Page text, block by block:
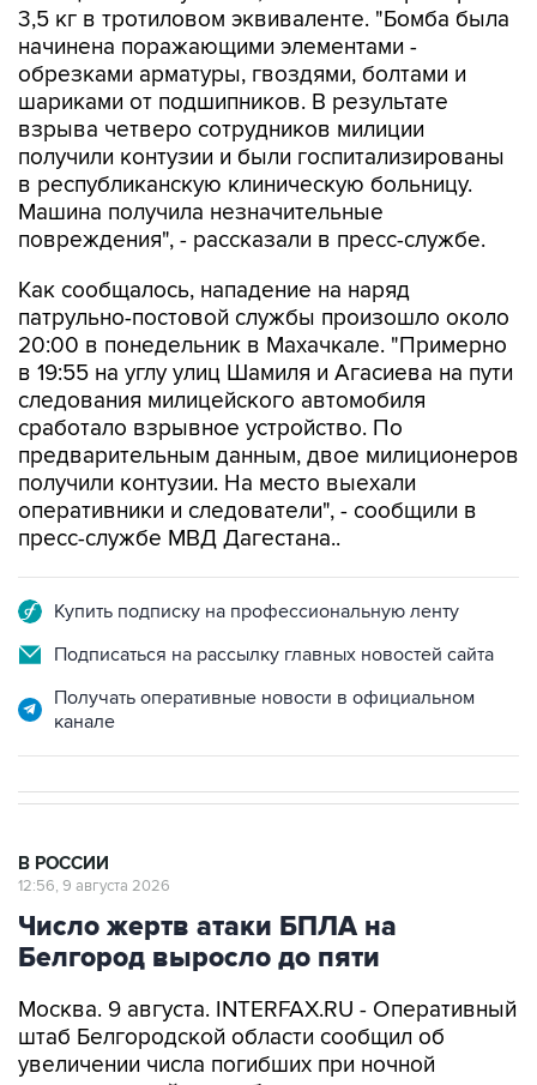
обрезками арматуры, гвоздями, болтами и
шариками от подшипников. В результате
взрыва четверо сотрудников милиции
получили контузии и были госпитализированы
в республиканскую клиническую больницу.
Машина получила незначительные
повреждения", - рассказали в пресс-службе.
Как сообщалось, нападение на наряд
20:00 в понедельник в Махачкале. "Примерно
в 19:55 на углу улиц Шамиля и Агасиева на пути
следования милицейского автомобиля
сработало взрывное устройство. По
предварительным данным, двое милиционеров
получили контузии. На место выехали
оперативники и следователи", - сообщили в
пресс-службе МВД Дагестана..
Подписаться на рассылку главных новостей сайта
Получать оперативные новости в официальном
Число жертв атаки БПЛА на
Белгород выросло до пяти
Москва. 9 августа. INTERFAX.RU - Оперативный
увеличении числа погибших при ночной
массированной атаке беспилотников на
Белгород до пяти человек.